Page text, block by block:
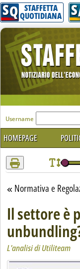
Attenzione! Esegui
SQ STAFFETTA
QUOTIDIANA S
'Modulo Login
Username
HOMEPAGE
Torna alla sezione
Normativa e
Il settore è
L'analisi di Utiliteam